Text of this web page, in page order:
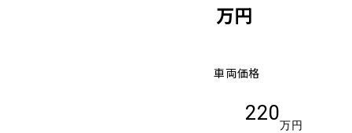
万円
車両価格
220
万円